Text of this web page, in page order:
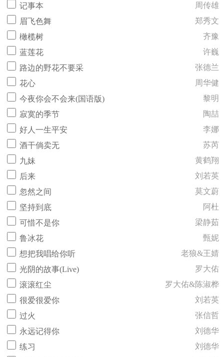
记事本
周传雄
眉飞色舞
郑秀文
橄榄树
齐豫
蓝莲花
许巍
路边的野花不要采
张德兰
花心
周华健
今夜你会不会来(国语版)
黎明
寂寞的季节
陶喆
好人一生平安
李娜
酒干倘卖无
苏芮
九妹
黄鹤翔
后来
刘若英
忽然之间
莫文蔚
坚持到底
阿杜
可惜不是你
梁静茹
鲁冰花
甄妮
想把我唱给你听
老狼&王婧
光阴的故事(Live)
罗大佑
滚滚红尘
罗大佑&陈淑桦
很爱很爱你
刘若英
过火
张信哲
永远记得你
刘德华
练习
刘德华